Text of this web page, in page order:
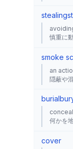
stealing
慎重に
smoke
an
隠蔽や
burial
何かを
cover